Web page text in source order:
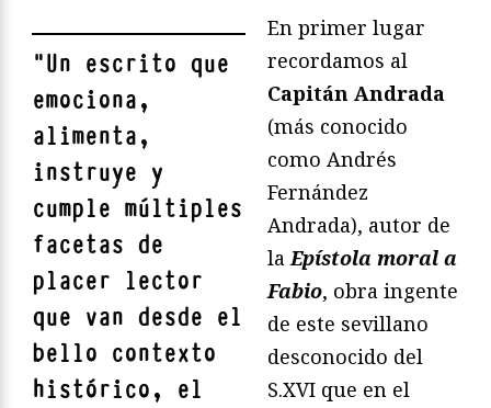
"Un escrito que
emociona,
alimenta,
instruye y
cumple múltiples
facetas de
placer lector
que van desde el
bello contexto
histórico, el
En primer lugar
recordamos al
Capitán Andrada
(más conocido
como Andrés
Fernández
Andrada), autor de
laEpístola moral a
Fabio, obra ingente
de este sevillano
desconocido del
S.XVI que en el